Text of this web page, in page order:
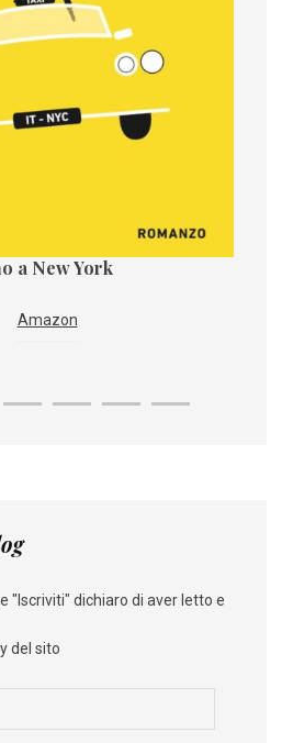
a New York
Amazon
"Iscriviti" dichiaro di aver letto e
del sito